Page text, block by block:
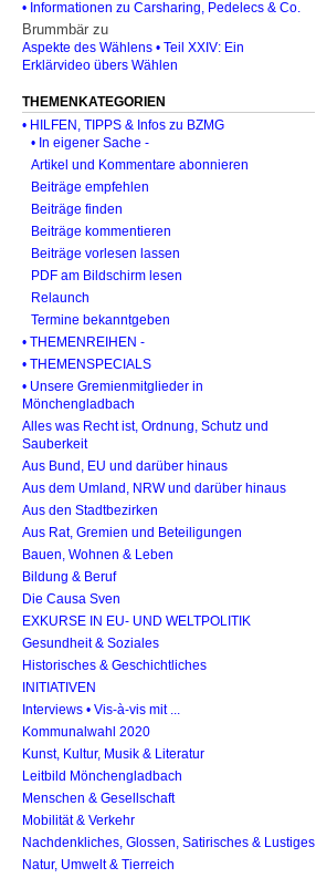
• Informationen zu Carsharing, Pedelecs & Co.
Brummbär zu
Aspekte des Wählens • Teil XXIV: Ein
Erklärvideo übers Wählen
THEMENKATEGORIEN
• HILFEN, TIPPS & Infos zu BZMG
• In eigener Sache -
Artikel und Kommentare abonnieren
Beiträge empfehlen
Beiträge finden
Beiträge kommentieren
Beiträge vorlesen lassen
PDF am Bildschirm lesen
Relaunch
Termine bekanntgeben
• THEMENREIHEN -
• THEMENSPECIALS
• Unsere Gremienmitglieder in
Mönchengladbach
Alles was Recht ist, Ordnung, Schutz und
Sauberkeit
Aus Bund, EU und darüber hinaus
Aus dem Umland, NRW und darüber hinaus
Aus den Stadtbezirken
Aus Rat, Gremien und Beteiligungen
Bauen, Wohnen & Leben
Bildung & Beruf
Die Causa Sven
EXKURSE IN EU- UND WELTPOLITIK
Gesundheit & Soziales
Historisches & Geschichtliches
INITIATIVEN
Interviews • Vis-à-vis mit ...
Kommunalwahl 2020
Kunst, Kultur, Musik & Literatur
Leitbild Mönchengladbach
Menschen & Gesellschaft
Mobilität & Verkehr
Nachdenkliches, Glossen, Satirisches & Lustiges
Natur, Umwelt & Tierreich